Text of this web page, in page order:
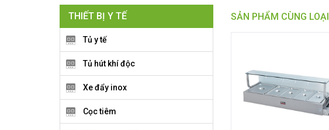
THIẾT BỊ Y TẾ
Tủ y tế
Tủ hút khí độc
Xe đẩy inox
Cọc tiêm
SẢN PHẨM CÙNG LOẠI